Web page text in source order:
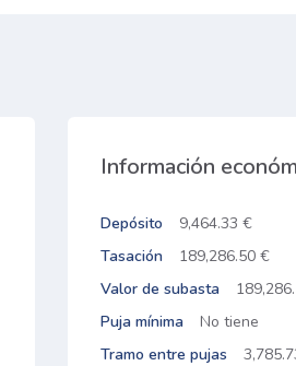
Información
Depósito
9,464.33 €
Tasación
189,286.50 €
Valor de subasta
Puja mínima
No tiene
Tramo entre pujas